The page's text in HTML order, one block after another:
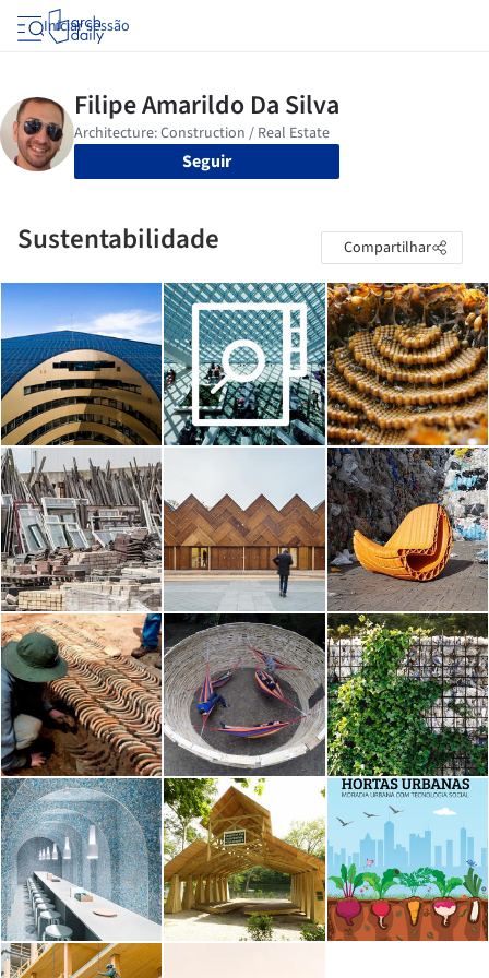
Iniciar sessão
Seguir
Sustentabilidade Compartilhar